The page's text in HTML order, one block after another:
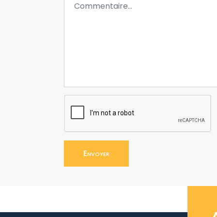
Envoyer